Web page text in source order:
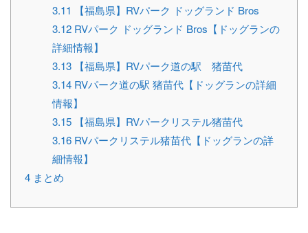
3.11 【福島県】RVパーク ドッグランド Bros
3.12 RVパーク ドッグランド Bros【ドッグランの
詳細情報】
3.13 【福島県】RVパーク道の駅 猪苗代
3.14 RVパーク道の駅 猪苗代【ドッグランの詳細
情報】
3.15 【福島県】RVパークリステル猪苗代
3.16 RVパークリステル猪苗代【ドッグランの詳
細情報】
4 まとめ